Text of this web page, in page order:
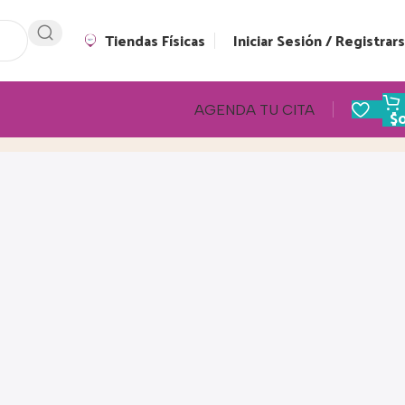
Tiendas Físicas Iniciar Sesión /
AGENDA TU CITA $